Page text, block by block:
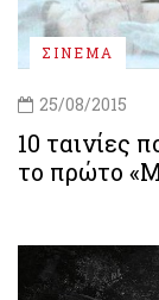
ΣΙΝΕΜΑ
25/08/2015
10 ταινίες
το πρώτο